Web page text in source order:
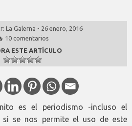
La Galerna - 26 enero, 2016
10 comentarios
ESTE ARTÍCULO
es el periodismo -incluso el
si se nos permite el uso de este